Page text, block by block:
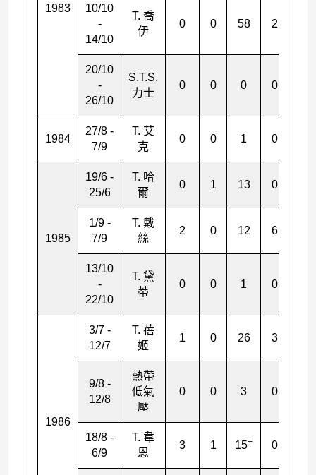
1983
10/10
-
14/10
T. 喬
伊
0 0 58 2
20/10
-
26/10
S.T.S.
力士
0 0 0 0
1984
27/8 -
7/9
T. 艾
克
0 0 1 0
1985
19/6 -
25/6
T. 哈
爾
0 1 13 0
1/9 -
7/9
T. 戴
絲
2 0 12 6
13/10
-
22/10
T. 黛
蒂
0 0 1 0
1986
3/7 -
12/7
T. 蓓
姬
1 0 26 3
9/8 -
12/8
熱帶
低氣
壓
0 0 3 0
18/8 -
6/9
T. 韋
恩
3 1 15+ 0